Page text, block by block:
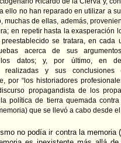
ello no han reparado en utilizar a
muchas de ellas, además,
en repetir hasta la exasperación
se tratara, en cada
acerca de sus
los datos; y, por último, en
realizadas y sus
por “los historiadores
propagandista de los
política de tierra quemada
que se llevó a cabo desde
no podía ir contra la